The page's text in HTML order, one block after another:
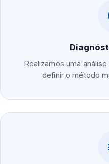
Realizamos uma
definir o método